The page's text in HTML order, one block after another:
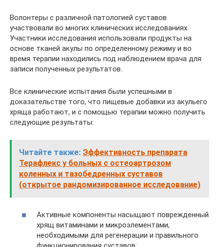
Волонтеры с различной патологией суставов
участвовали во многих клинических исследованиях.
Участники исследования использовали продукты на
основе тканей акулы по определенному режиму и во
время терапии находились под наблюдением врача для
записи полученных результатов.
Все клинические испытания были успешными в
доказательстве того, что пищевые добавки из акульего
хряща работают, и с помощью терапии можно получить
следующие результаты:
Читайте также: Эффективность препарата
Терафлекс у больных с остеоартрозом
коленных и тазобедренных суставов
(открытое рандомизированное исследование)
Активные компоненты насыщают поврежденный
хрящ витаминами и микроэлементами,
необходимыми для регенерации и правильного